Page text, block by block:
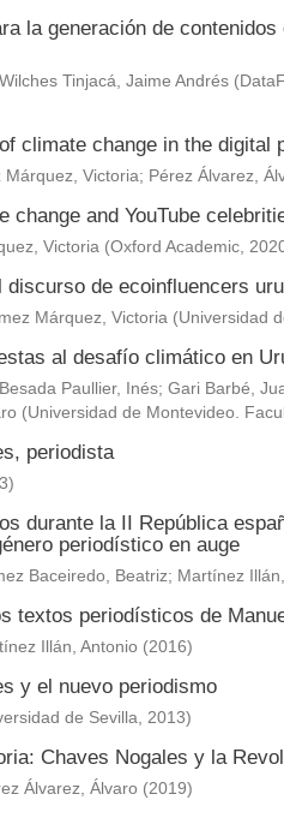
la generación de
Tinjacá, Jaime Andrés (
climate change in the digital
Márquez, Victoria; Pérez Álvarez,
change and YouTube
Victoria (Oxford Academic,
de ecoinfluencers
Márquez, Victoria (Universidad
al desafío climático en
Besada Paullier, Inés; Gari Barbé,
(Universidad de Montevideo.
periodista
)
durante la II República
periodístico en auge
Baceiredo, Beatriz; Martínez
textos periodísticos de
Illán, Antonio (2016)
y el nuevo periodismo
de Sevilla, 2013)
Chaves Nogales y la
Álvarez, Álvaro (2019)